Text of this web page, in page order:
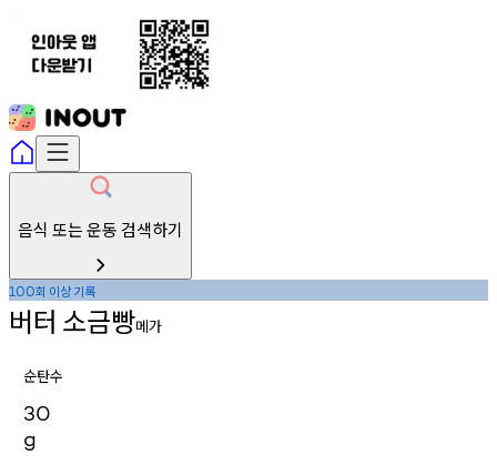
음식 또는 운동 검색하기
100회 이상기록
버터 소금빵메가
순탄수
30
g